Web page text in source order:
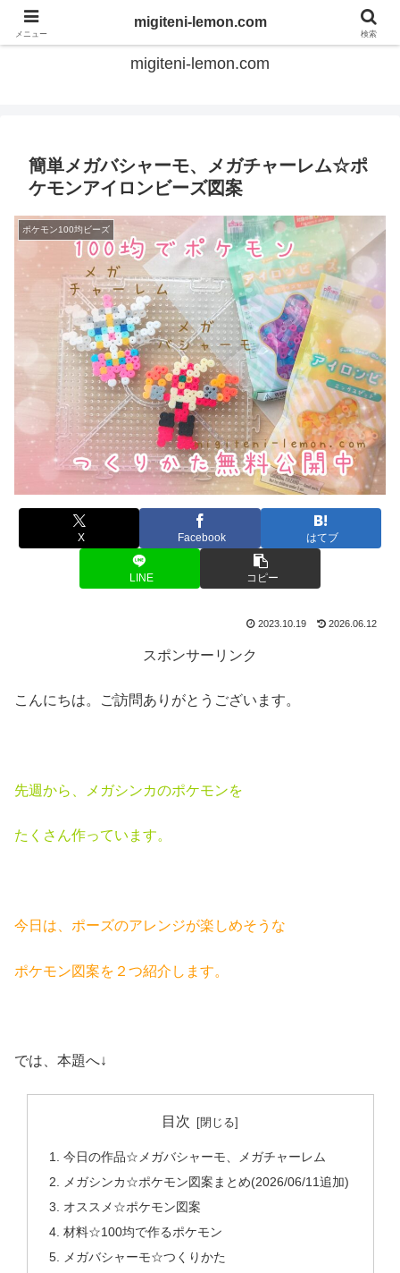
てのひらアイロンビーズ
migiteni-lemon.com
簡単メガバシャーモ、メガチャーレム☆ポ
ケモンアイロンビーズ図案
ポケモン100均ビーズ
X Facebook はてブ
LINE コピー
2023.10.19 2026.06.12
スポンサーリンク
こんにちは。ご訪問ありがとうございます。
先週から、 メガシンカのポケモンを
たくさん作っています。
今日は、ポーズのアレンジが楽しめそうな
ポケモン図案を２つ紹介します。
では、本題へ↓
目次
今日の作品☆メガバシャーモ、メガチャーレム
メガシンカ☆ポケモン図案まとめ(2026/06/11追加)
オススメ☆ポケモン図案
材料☆100均で作るポケモン
メガバシャーモ☆つくりかた
メニュー
migiteni-lemon.com
検索